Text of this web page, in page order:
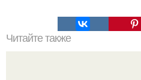
Читайте также